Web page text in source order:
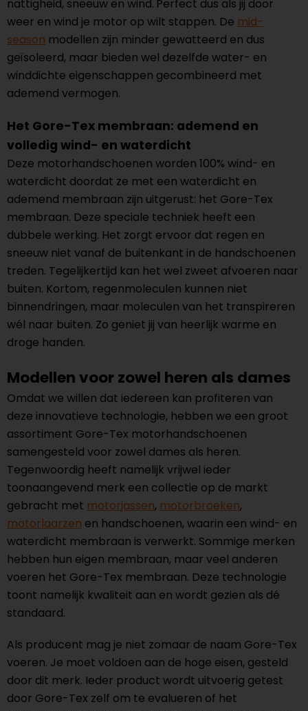
nattigheid, sneeuw en wind. Perfect dus als jij door
weer en wind je motor op wilt stappen. De mid-
season modellen zijn minder gewatteerd en dus
geïsoleerd, maar bieden wel dezelfde water- en
winddichte eigenschappen gecombineerd met
ademend vermogen.
Het Gore-Tex membraan: ademend en
volledig wind- en waterdicht
Deze motorhandschoenen worden 100% wind- en
waterdicht doordat ze met een waterdicht en
ademend membraan zijn uitgerust: het Gore-Tex
membraan. Deze speciale techniek heeft een
dubbele werking. Het zorgt ervoor dat regen en
sneeuw niet vanaf de buitenkant in de handschoenen
treden. Tegelijkertijd kan het wel zweet afvoeren naar
buiten. Kortom, regenmoleculen kunnen niet
binnendringen, maar moleculen van het transpireren
wél naar buiten. Zo geniet jij van heerlijk warme en
droge handen.
Modellen voor zowel heren als dames
Omdat we willen dat iedereen kan profiteren van
deze innovatieve technologie, hebben we een groot
assortiment Gore-Tex motorhandschoenen
samengesteld voor zowel dames als heren.
Tegenwoordig heeft namelijk vrijwel ieder
toonaangevend merk een collectie op de markt
gebracht met motorjassen, motorbroeken,
motorlaarzen en handschoenen, waarin een wind- en
waterdicht membraan is verwerkt. Sommige merken
hebben hun eigen membraan, maar veel anderen
voeren het Gore-Tex membraan. Deze technologie
toont namelijk kwaliteit aan en wordt gezien als dé
standaard.
Als producent mag je niet zomaar de naam Gore-Tex
voeren. Je moet voldoen aan de hoge eisen, gesteld
door dit merk. Ieder product wordt uitvoerig getest
door Gore-Tex zelf om te evalueren of het